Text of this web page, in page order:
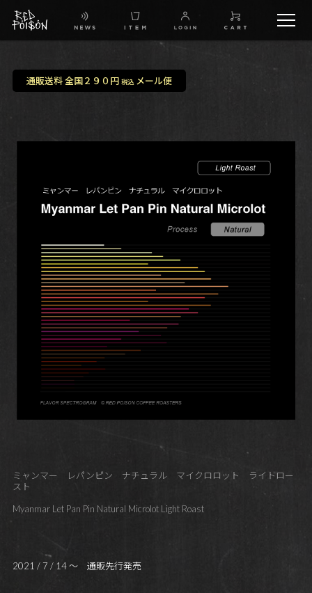
IG
通販送料 全国２９０円 税込メール便
ミャンマー レパンピン ナチュラル マイクロロット ライトロー
スト
Myanmar Let Pan Pin Natural Microlot Light Roast
2021 / 7 / 14 ～ 通販先行発売